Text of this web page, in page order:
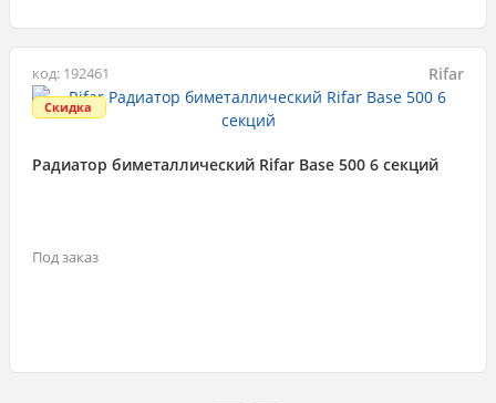
код: 192461 Rifar
Скидка
Радиатор биметаллический Rifar Base 500 6 секций
Под заказ